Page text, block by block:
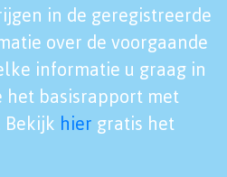
in de geregistreerde
over de voorgaande
informatie u graag in
basisrapport met
Bekijk hier gratis het